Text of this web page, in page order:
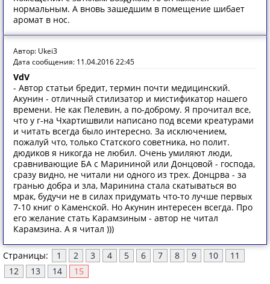
нормальным. А вновь зашедшим в помещение шибает
аромат в нос.
Автор: Ukei3
Дата сообщения: 11.04.2016 22:45
VdV
- Автор статьи бредит, термин почти медицинский.
Акунин - отличный стилизатор и мистификатор нашего
времени. Не как Пелевин, а по-доброму. Я прочитал все,
что у г-на Чхартишвили написано под всеми креатурами
и читать всегда было интересно. За исключением,
пожалуй что, только Статского советника, но полит.
дюдиков я никогда не любил. Очень умиляют люди,
сравнивающие БА с Марининой или Донцовой - господа,
сразу видно, не читали ни одного из трех. Донцрва - за
гранью добра и зла, Маринина стала скатываться во
мрак, будучи не в силах придумать что-то лучше первых
7-10 книг о Каменской. Но Акунин интересен всегда. Про
его желание стать Карамзиным - автор не читал
Карамзина. А я читал )))
Страницы: 1 2 3 4 5 6 7 8 9 10
11
12
13 14
15